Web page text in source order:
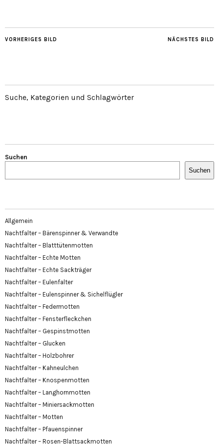
NÄCHSTES BILD
VORHERIGES BILD
Suche, Kategorien und Schlagwörter
Suchen
Suchen
Allgemein
Nachtfalter – Bärenspinner & Verwandte
Nachtfalter – Blatttütenmotten
Nachtfalter – Echte Motten
Nachtfalter – Echte Sackträger
Nachtfalter – Eulenfalter
Nachtfalter – Eulenspinner & Sichelflügler
Nachtfalter – Federmotten
Nachtfalter – Fensterfleckchen
Nachtfalter – Gespinstmotten
Nachtfalter – Glucken
Nachtfalter – Holzbohrer
Nachtfalter – Kahneulchen
Nachtfalter – Knospenmotten
Nachtfalter – Langhornmotten
Nachtfalter – Miniersackmotten
Nachtfalter – Motten
Nachtfalter – Pfauenspinner
Nachtfalter – Rosen-Blattsackmotten